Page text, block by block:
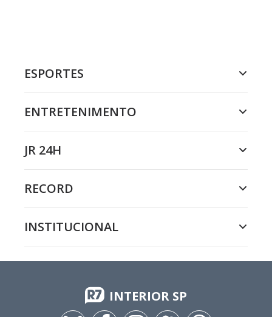
ESPORTES
ENTRETENIMENTO
JR 24H
RECORD
INSTITUCIONAL
INTERIOR SP